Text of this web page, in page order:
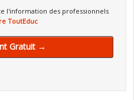
l'information des professionnels
ToutEduc
Gratuit →